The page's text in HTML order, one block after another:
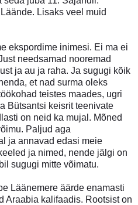
Lisaks veel muid
ekspordime inimesi. Ei ma ei
needsamad nooremad
ja au ja raha. Ja sugugi kõik
et nad surma oleks
teistes maades, ugri
Bütsantsi keisrit teenivate
on neid ka mujal. Mõned
Paljud aga
ja annavad edasi meie
ja nimed, nende jälgi on
sugugi mitte võimatu.
Läänemere äärde enamasti
Araabia kalifaadis. Rootsist on